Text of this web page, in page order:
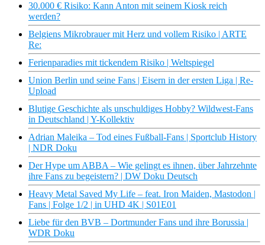
30.000 € Risiko: Kann Anton mit seinem Kiosk reich
werden?
Belgiens Mikrobrauer mit Herz und vollem Risiko | ARTE
Re:
Ferienparadies mit tickendem Risiko | Weltspiegel
Union Berlin und seine Fans | Eisern in der ersten Liga | Re-
Upload
Blutige Geschichte als unschuldiges Hobby? Wildwest-Fans
in Deutschland | Y-Kollektiv
Adrian Maleika – Tod eines Fußball-Fans | Sportclub History
| NDR Doku
Der Hype um ABBA – Wie gelingt es ihnen, über Jahrzehnte
ihre Fans zu begeistern? | DW Doku Deutsch
Heavy Metal Saved My Life – feat. Iron Maiden, Mastodon |
Fans | Folge 1/2 | in UHD 4K | S01E01
Liebe für den BVB – Dortmunder Fans und ihre Borussia |
WDR Doku